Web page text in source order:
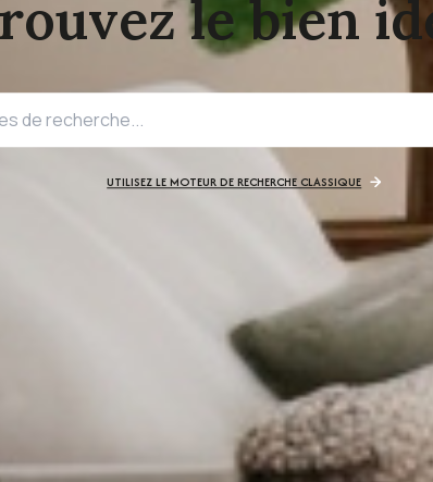
le bien
UTILISEZ LE MOTEUR DE RECHERCHE CLASSIQUE